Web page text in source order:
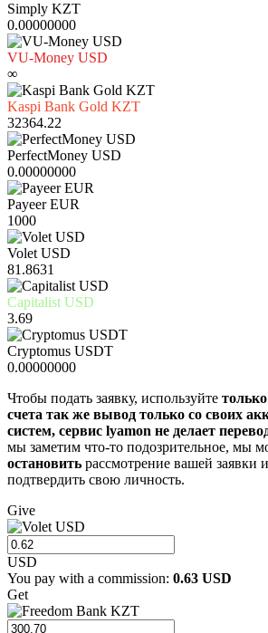
Simply KZT
0.00000000
VU-Money USD
∞
Kaspi Bank Gold KZT
32364.22
PerfectMoney USD
0.00000000
Payeer EUR
1000
Volet USD
81.8631
Capitalist USD
3.69
Cryptomus USDT
0.00000000
Чтобы подать заявку, используйте
счета так же вывод только со своих
систем, сервис lyamon не делает
мы заметим что-то подозрительное, мы
остановить рассмотрение вашей заявки
подтвердить свою личность.
Give
USD
You pay with a commission: 0.63 USD
Get